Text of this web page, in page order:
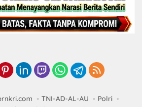
TNI-AD-AL-AU
Polri